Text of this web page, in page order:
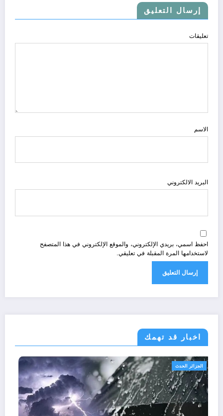
إرسال التعليق
تعليقات
الاسم
البريد الالكتروني
احفظ اسمي، بريدي الإلكتروني، والموقع الإلكتروني في هذا المتصفح
لاستخدامها المرة المقبلة في تعليقي.
اخبار قد تهمك
الجزائر الحدث